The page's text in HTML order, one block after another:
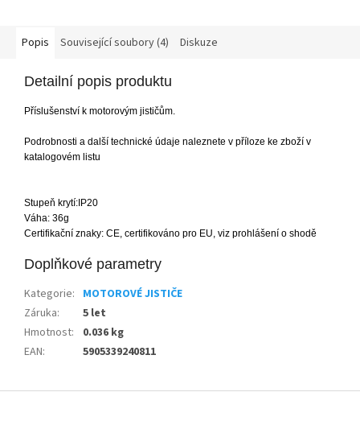
Popis Související soubory (4) Diskuze
Detailní popis produktu
Příslušenství k motorovým jističům.
Podrobnosti a další technické údaje naleznete v příloze ke zboží v
katalogovém listu
Stupeň krytí:IP20
Váha: 36g
Certifikační znaky: CE, certifikováno pro EU, viz prohlášení o shodě
Doplňkové parametry
Kategorie: MOTOROVÉ JISTIČE
Záruka:
5 let
Hmotnost:
0.036 kg
EAN: 5905339240811